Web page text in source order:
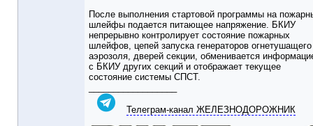
После выполнения стартовой программы на
шлейфы подается питающее напряжение. БКИУ
непрерывно контролирует состояние пожарных
шлейфов, цепей запуска генераторов огнетушащего
аэрозоля, дверей секции, обменивается
с БКИУ других секций и отображает текущее
состояние системы СПСТ.
Телеграм-канал ЖЕЛЕЗНОДОРОЖНИК